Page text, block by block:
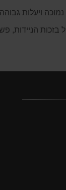
ויעלות גבוהה
בזכות